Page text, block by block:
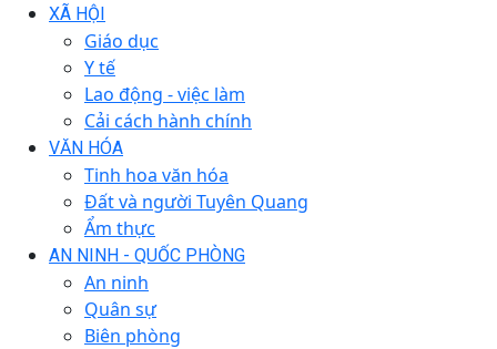
XÃ HỘI
Giáo dục
Y tế
Lao động - việc làm
Cải cách hành chính
VĂN HÓA
Tinh hoa văn hóa
Đất và người Tuyên Quang
Ẩm thực
AN NINH - QUỐC PHÒNG
An ninh
Quân sự
Biên phòng